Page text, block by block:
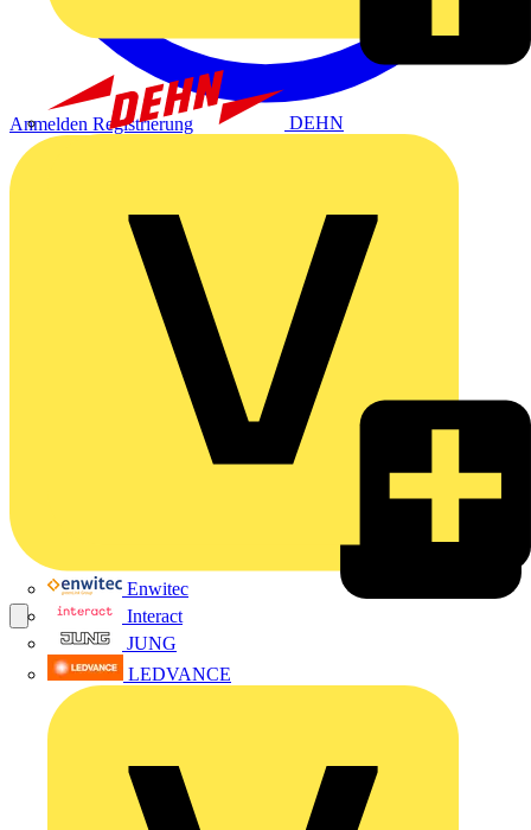
DEHN
Enwitec
Interact
JUNG
LEDVANCE
Anmelden Registrierung